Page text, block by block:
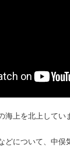
上を北上してい
どについて、中俣